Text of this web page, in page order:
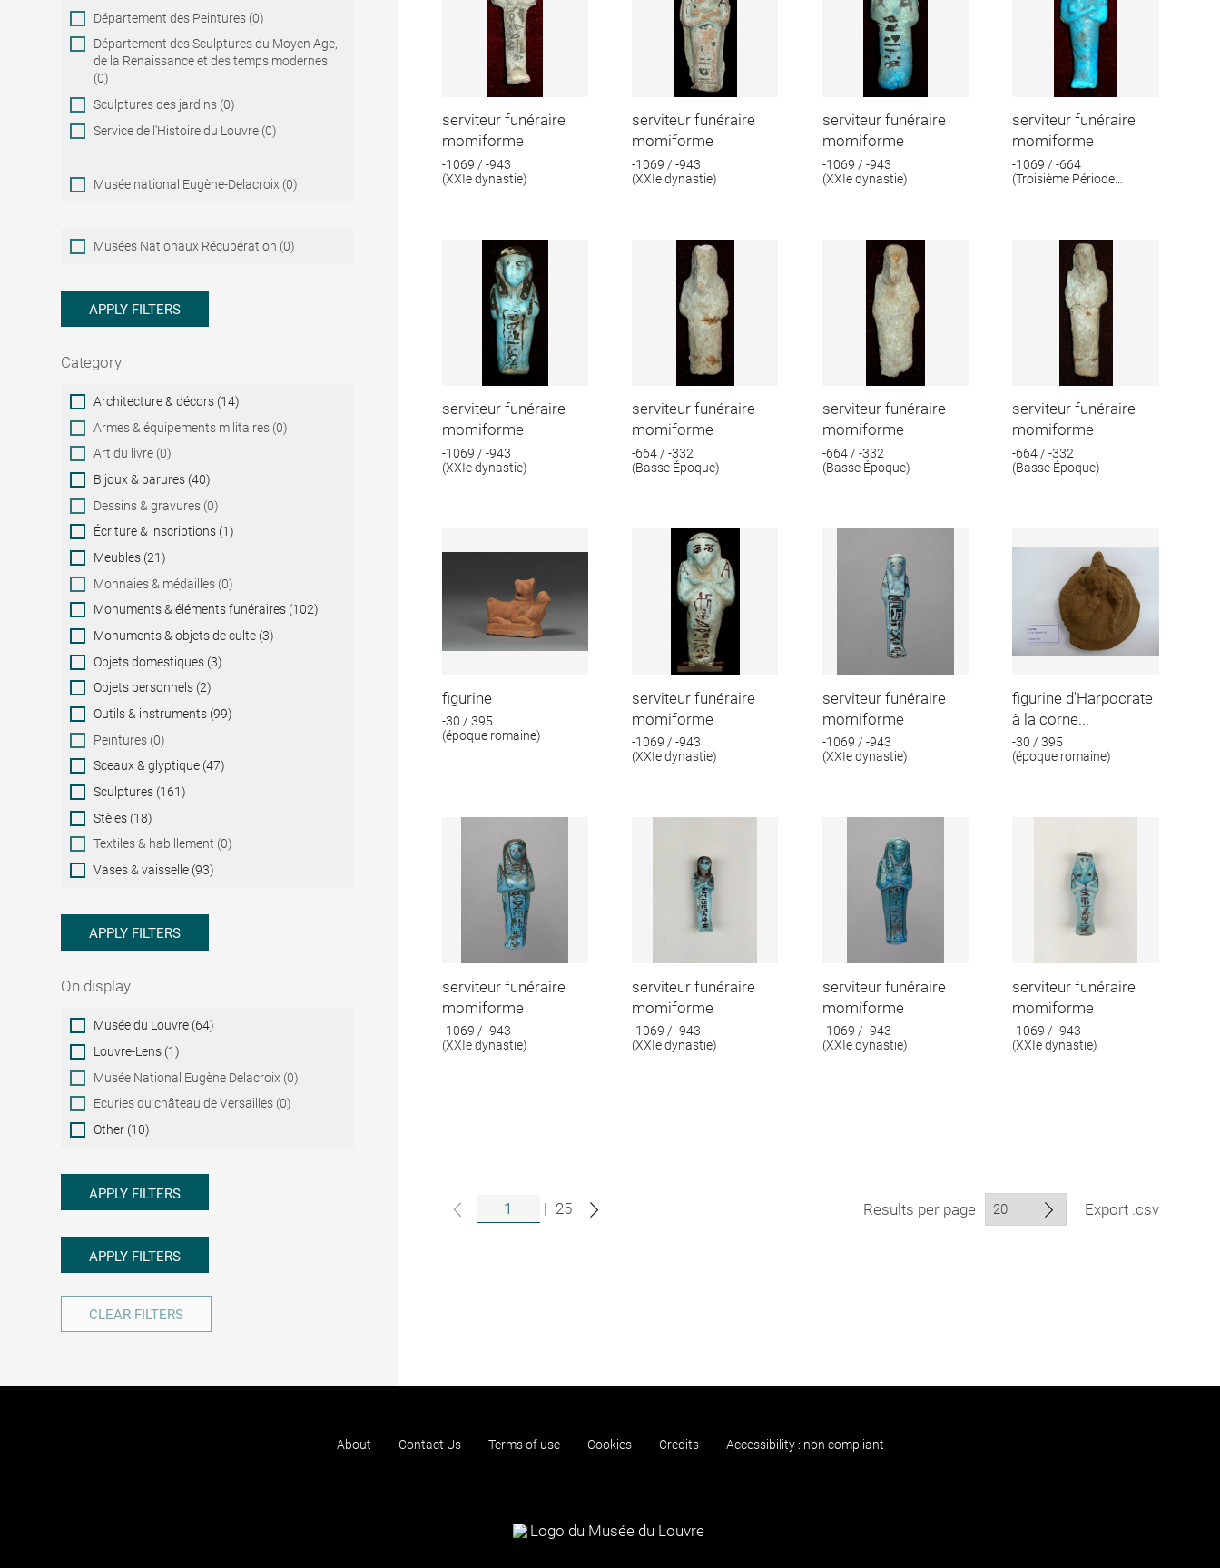
Département des Peintures (0)
Département des Sculptures du Moyen Age,
de la Renaissance et des temps modernes
(0)
Sculptures des jardins (0)
Service de l'Histoire du Louvre (0)
Musée national Eugène-Delacroix (0)
Musées
Nationaux
Musées Nationaux Récupération (0)
APPLY FILTERS
Category
Category
Architecture & décors (14)
Armes & équipements militaires (0)
Art du livre (0)
Bijoux & parures (40)
Dessins & gravures (0)
Écriture & inscriptions (1)
Meubles (21)
Monnaies & médailles (0)
Monuments & éléments funéraires (102)
Monuments & objets de culte (3)
Objets domestiques (3)
Objets personnels (2)
Outils & instruments (99)
Peintures (0)
Sceaux & glyptique (47)
Sculptures (161)
Stèles (18)
Textiles & habillement (0)
Vases & vaisselle (93)
APPLY FILTERS
On display
On
display
Musée du Louvre (64)
Louvre-Lens (1)
Musée National Eugène Delacroix (0)
Ecuries du château de Versailles (0)
Other (10)
APPLY FILTERS
APPLY FILTERS
CLEAR FILTERS
serviteur funéraire
momiforme
-1069 / -943
(XXIe dynastie)
serviteur funéraire
momiforme
-1069 / -943
(XXIe dynastie)
serviteur funéraire
momiforme
-1069 / -943
(XXIe dynastie)
serviteur funéraire
momiforme
-1069 / -664
(Troisième Période
serviteur funéraire
momiforme
-1069 / -943
(XXIe dynastie)
serviteur funéraire
momiforme
-664 / -332
(Basse Époque)
serviteur funéraire
momiforme
-664 / -332
(Basse Époque)
serviteur funéraire
momiforme
-664 / -332
(Basse Époque)
figurine
-30 / 395
(époque romaine)
serviteur funéraire
momiforme
-1069 / -943
(XXIe dynastie)
serviteur funéraire
momiforme
-1069 / -943
(XXIe dynastie)
figurine d'Harpocrate
à la corne...
-30 / 395
(époque romaine)
serviteur funéraire
momiforme
-1069 / -943
(XXIe dynastie)
serviteur funéraire
momiforme
-1069 / -943
(XXIe dynastie)
serviteur funéraire
momiforme
-1069 / -943
(XXIe dynastie)
serviteur funéraire
momiforme
-1069 / -943
(XXIe dynastie)
| 25 Results per page Export .csv
About Contact Us Terms of use Cookies Credits Accessibility : non compliant